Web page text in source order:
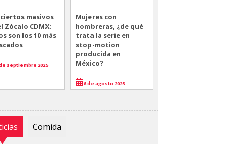
masivos
Zócalo CDMX:
son los 10 más
septiembre 2025
Mujeres con
hombreras, ¿de qué
trata la serie en
stop-motion
producida en
México?
6 de agosto 2025
Comida